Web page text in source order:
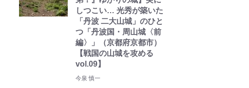
しつこい… 光秀が築いた
「丹波 二大山城」のひと
つ「丹波国・周山城〈前
編〉」（京都府京都市）
【戦国の山城を攻める
vol.09】
今泉 慎一